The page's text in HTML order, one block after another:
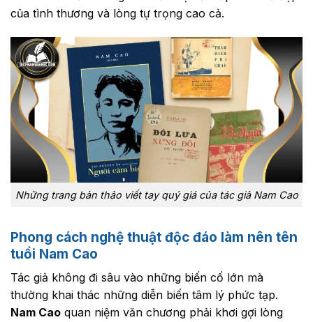
của tình thương và lòng tự trọng cao cả.
Những trang bản thảo viết tay quý giá của tác giả Nam Cao
Phong cách nghệ thuật độc đáo làm nên tên
tuổi Nam Cao
Tác giả không đi sâu vào những biến cố lớn mà
thường khai thác những diễn biến tâm lý phức tạp.
Nam Cao quan niệm văn chương phải khơi gợi lòng